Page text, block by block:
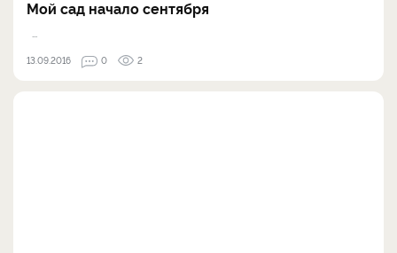
Мой сад начало сентября
13.09.2016 0 2